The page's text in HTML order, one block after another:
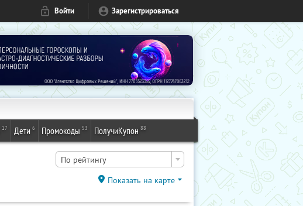
Войти Зарегистрироваться
17 Дети 6 Промокоды 53 ПолучиКупон 88
По рейтингу
Показать на карте